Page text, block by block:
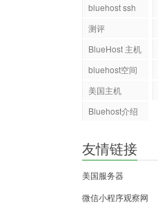
bluehost ssh
测评
BlueHost 主机
bluehost空间
美国主机
Bluehost介绍
友情链接
美国服务器
微信小程序观察网